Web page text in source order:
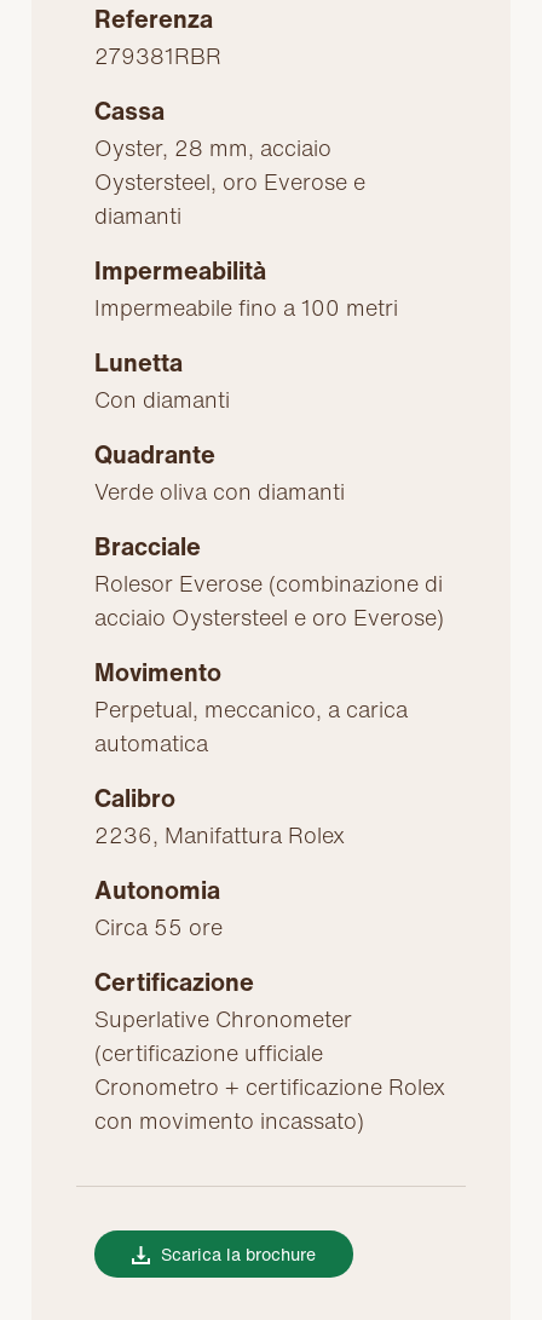
Referenza
279381RBR
Cassa
Oyster, 28 mm, acciaio
Oystersteel, oro Everose e
diamanti
Impermeabilità
Impermeabile fino a 100 metri
Lunetta
Con diamanti
Quadrante
Verde oliva con diamanti
Bracciale
Rolesor Everose (combinazione di
acciaio Oystersteel e oro Everose)
Movimento
Perpetual, meccanico, a carica
automatica
Calibro
2236, Manifattura Rolex
Autonomia
Circa 55 ore
Certificazione
Superlative Chronometer
(certificazione ufficiale
Cronometro + certificazione Rolex
con movimento incassato)
Scarica la brochure